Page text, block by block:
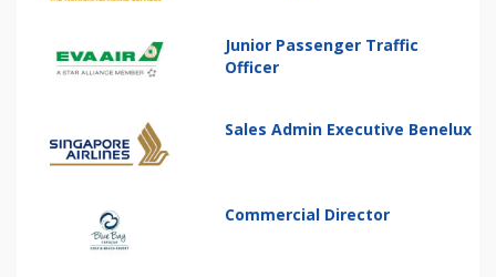
Junior Passenger Traffic
Officer
Sales Admin Executive Benelux
Commercial Director